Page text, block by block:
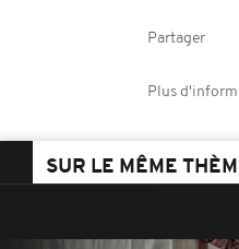
Partager
Plus
SUR LE MÊME